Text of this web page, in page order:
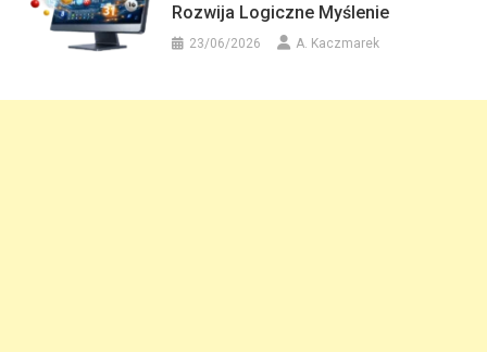
Rozwija Logiczne Myślenie
23/06/2026 A. Kaczmarek